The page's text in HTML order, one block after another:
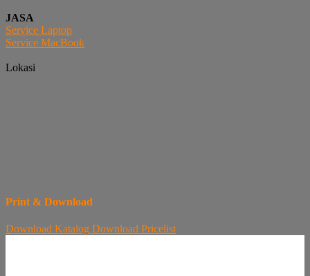
JASA
Service Laptop
Service MacBook
Lokasi
Print & Download
Download Katalog Download Pricelist